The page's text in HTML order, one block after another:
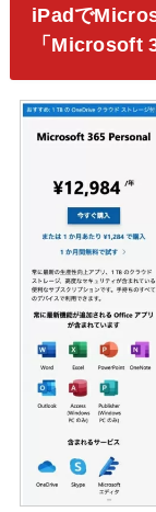
iPadで
「Microsoft